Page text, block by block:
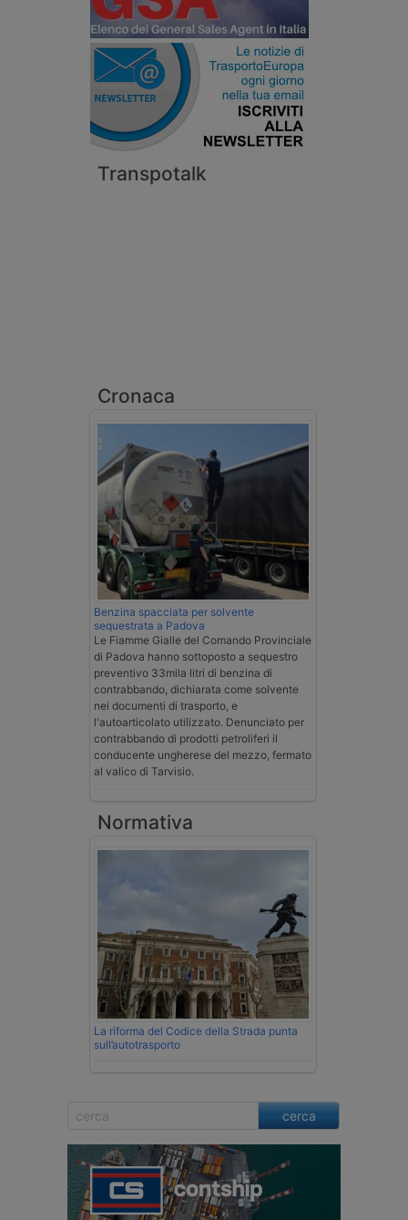
Transpotalk
Cronaca
Benzina spacciata per solvente
sequestrata a Padova
Le Fiamme Gialle del Comando Provinciale
di Padova hanno sottoposto a sequestro
preventivo 33mila litri di benzina di
contrabbando, dichiarata come solvente
nei documenti di trasporto, e
l'autoarticolato utilizzato. Denunciato per
contrabbando di prodotti petroliferi il
conducente ungherese del mezzo, fermato
al valico di Tarvisio.
Normativa
La riforma del Codice della Strada punta
sull’autotrasporto
cerca